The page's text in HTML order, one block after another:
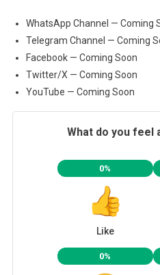
WhatsApp Channel — Coming
Telegram Channel — Coming
Facebook — Coming Soon
Twitter/X — Coming Soon
YouTube — Coming Soon
What do you feel
0%
Like
0%